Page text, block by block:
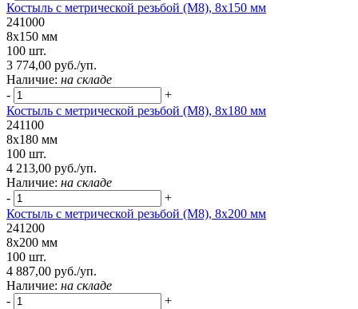
Костыль с метрической резьбой (М8), 8х150 мм
241000
8х150 мм
100 шт.
3 774,00 руб./уп.
Наличие: на складе
-
+
Костыль с метрической резьбой (М8), 8х180 мм
241100
8х180 мм
100 шт.
4 213,00 руб./уп.
Наличие: на складе
-
+
Костыль с метрической резьбой (М8), 8х200 мм
241200
8х200 мм
100 шт.
4 887,00 руб./уп.
Наличие: на складе
-
+